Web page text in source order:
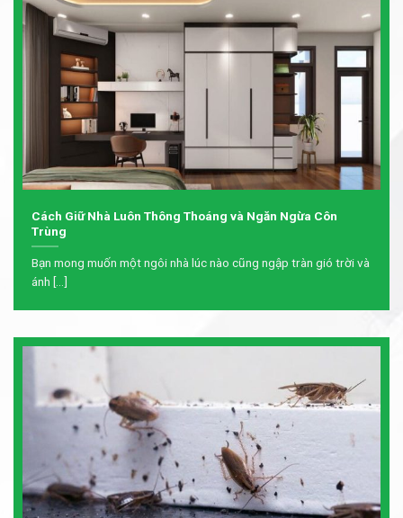
Cách Giữ Nhà Luôn Thông Thoáng và Ngăn Ngừa Côn
Trùng
Bạn mong muốn một ngôi nhà lúc nào cũng ngập tràn gió trời và
ánh [...]